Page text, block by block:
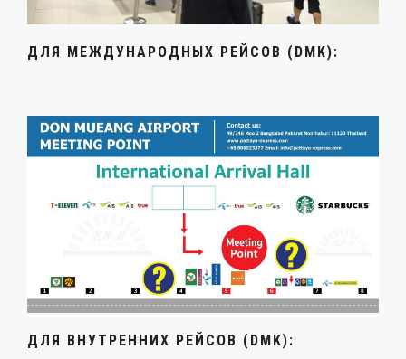
ДЛЯ МЕЖДУНАРОДНЫХ РЕЙСОВ (DMK):
ДЛЯ ВНУТРЕННИХ РЕЙСОВ (DMK):